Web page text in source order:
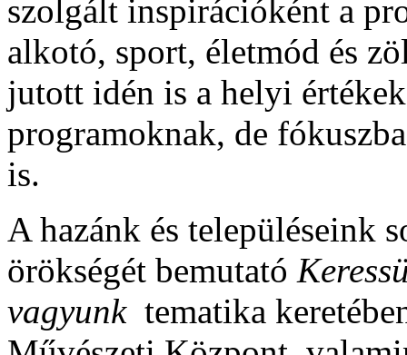
szolgált inspirációként a
alkotó, sport, életmód és
jutott idén is a helyi
programoknak, de
is.
A hazánk és településeink
örökségét bemutató
vagyunk tematika